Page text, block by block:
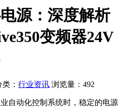
源：深度解析
变频器24V
： 行业资讯 浏览量：492
自动化控制系统时，稳定的电源